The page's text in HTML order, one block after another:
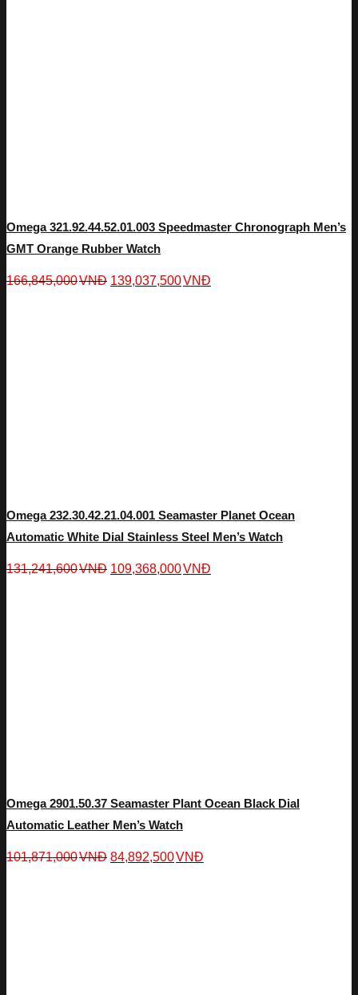
Omega 321.92.44.52.01.003 Speedmaster Chronograph Men’s
GMT Orange Rubber Watch
166,845,000VNĐ 139,037,500VNĐ
Omega 232.30.42.21.04.001 Seamaster Planet Ocean
Automatic White Dial Stainless Steel Men’s Watch
131,241,600VNĐ 109,368,000VNĐ
Omega 2901.50.37 Seamaster Plant Ocean Black Dial
Automatic Leather Men’s Watch
101,871,000VNĐ 84,892,500VNĐ